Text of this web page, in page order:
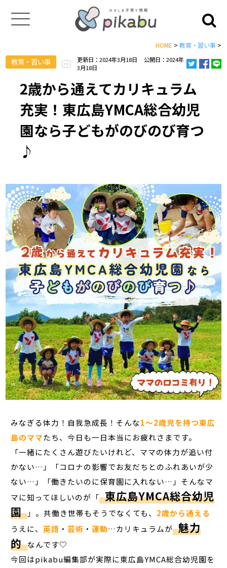
HOME > 教育・習い事 >
教育・習い事 PR
更新日：2024年3月18日
公開日：2024年
3月18日
2歳から通えてカリキュラム
充実！東広島YMCA総合幼児
園なら子どもがのびのび育つ
♪
みなぎる体力！自我急成長！そんな1～2歳児を持つ東広
島のママたち、今日も一日本当にお疲れさまです。
「一緒にたくさん遊びたいけれど、ママの体力が追い付
かない…」「コロナの影響でお友だちとのふれあいが少
ない…」「働きたいのに保育園に入れない…」そんなマ
マに知ってほしいのが「 東広島YMCA総合幼児
園 」。共働き世帯もそうでなくても、 2歳から通える
うえに、英語 ・芸術 ・運動…カリキュラムが 魅力
的 なんです♡
今回はpikabu編集部が実際に東広島YMCA総合幼児園を